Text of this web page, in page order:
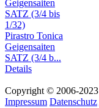
Pirastro Tonica
Geigensaiten
SATZ (3/4 b...
Details
Copyright © 2006-2023
Impressum Datenschutz